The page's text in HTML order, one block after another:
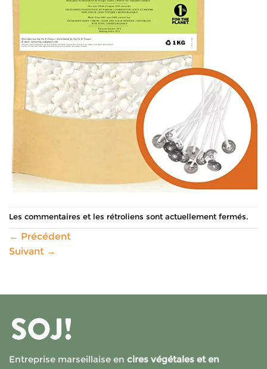
Les commentaires et les rétroliens sont actuellement fermés.
← Précédent
Suivant →
Entreprise marseillaise en cires végétales et en